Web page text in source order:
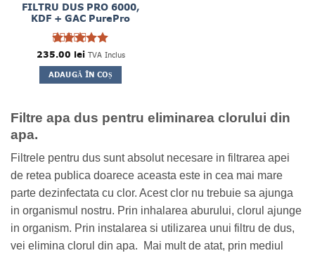
FILTRU DUS PRO 6000,
KDF + GAC PurePro
Evaluat la
5din 5
235.00 lei TVA Inclus
ADAUGĂ ÎN COȘ
Filtre apa dus pentru eliminarea clorului din
apa.
Filtrele pentru dus sunt absolut necesare in filtrarea apei
de retea publica doarece aceasta este in cea mai mare
parte dezinfectata cu clor. Acest clor nu trebuie sa ajunga
in organismul nostru. Prin inhalarea aburului, clorul ajunge
in organism. Prin instalarea si utilizarea unui filtru de dus,
vei elimina clorul din apa. Mai mult de atat, prin mediul